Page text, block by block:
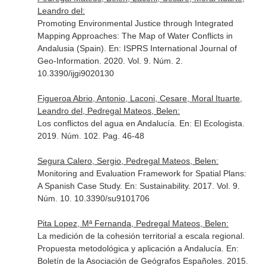
Leandro del:
Promoting Environmental Justice through Integrated
Mapping Approaches: The Map of Water Conflicts in
Andalusia (Spain). En: ISPRS International Journal of
Geo-Information . 2020. Vol. 9. Núm. 2.
10.3390/ijgi9020130
Figueroa Abrio, Antonio, Laconi, Cesare, Moral Ituarte,
Leandro del, Pedregal Mateos, Belen:
Los conflictos del agua en Andalucía. En: El Ecologista
2019. Núm. 102. Pag. 46-48
Segura Calero, Sergio, Pedregal Mateos, Belen:
Monitoring and Evaluation Framework for Spatial Plans:
A Spanish Case Study. En: Sustainability. 2017. Vol. 9.
Núm. 10. 10.3390/su9101706
Pita Lopez, Mª Fernanda, Pedregal Mateos, Belen:
La medición de la cohesión territorial a escala regional.
Propuesta metodológica y aplicación a Andalucía. En:
Boletín de la Asociación de Geógrafos Españoles. 2015.